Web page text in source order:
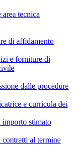
tecnica
di affidamento
e forniture di
dalle procedure
e curricula dei
stimato
al termine